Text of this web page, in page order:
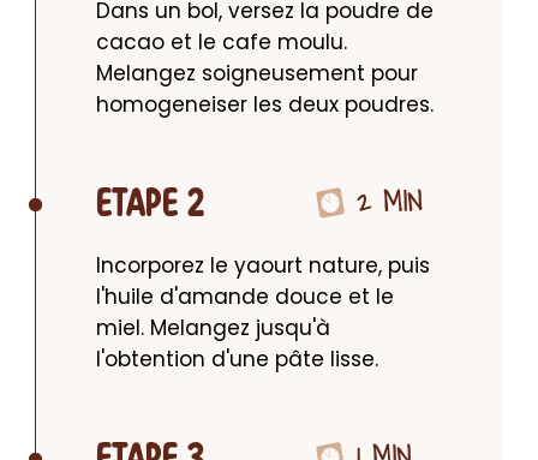
Dans un bol, versez la poudre de
cacao et le cafe moulu.
Melangez soigneusement pour
homogeneiser les deux poudres.
ETAPE 2 2 MIN
Incorporez le yaourt nature, puis
l'huile d'amande douce et le
miel. Melangez jusqu'à
l'obtention d'une pâte lisse.